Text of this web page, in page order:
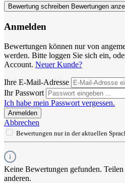
Bewertung schreiben Bewertungen
Anmelden
Bewertungen können nur von
werden. Bitte loggen Sie sich ein,
Account. Neuer Kunde?
Ihre E-Mail-Adresse
Ihr Passwort
Ich habe mein Passwort vergessen.
Anmelden
Abbrechen
Bewertungen nur in der aktuellen
Keine Bewertungen gefunden.
anderen.